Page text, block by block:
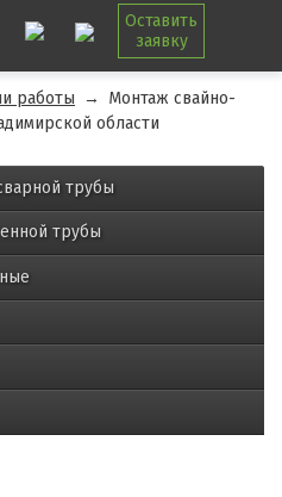
Оставить
заявку
работы →
Монтаж свайно-
области
трубы
трубы